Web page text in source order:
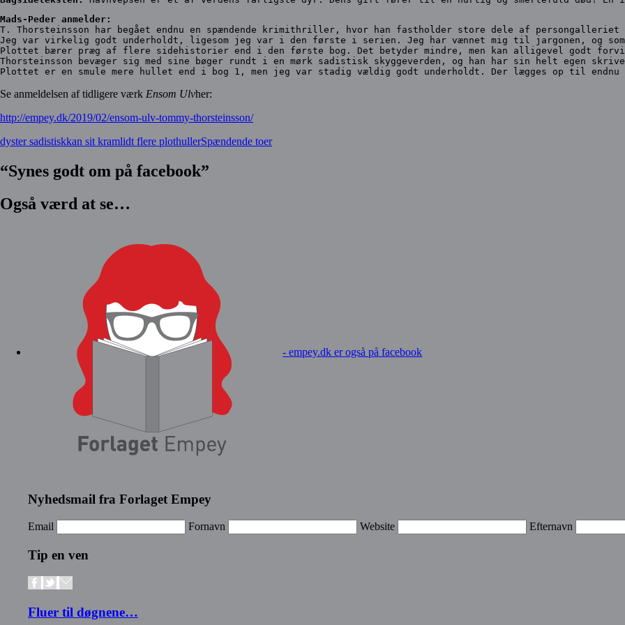
Mads-Peder anmelder:
T. Thorsteinsson har begået endnu en spændende krimithriller, hvor han fastholder store dele af
Jeg var virkelig godt underholdt, ligesom jeg var i den første i serien. Jeg har vænnet mig til jargonen, og
Plottet bærer præg af flere sidehistorier end i den første bog. Det betyder mindre, men kan alligevel godt
Thorsteinsson bevæger sig med sine bøger rundt i en mørk sadistisk skyggeverden, og han har sin helt
Plottet er en smule mere hullet end i bog 1, men jeg var stadig vældig godt underholdt. Der lægges op til
Se anmeldelsen af tidligere værk Ensom Ulvher:
http://empey.dk/2019/02/ensom-ulv-tommy-thorsteinsson/
dyster sadistiskkan sit kramlidt flere plothullerSpændende toer
“Synes godt om på facebook”
Også værd at se…
- empey.dk er også på facebook
Nyhedsmail fra Forlaget Empey
Email Fornavn Website Efternavn
Tip en ven
Fluer til døgnene…